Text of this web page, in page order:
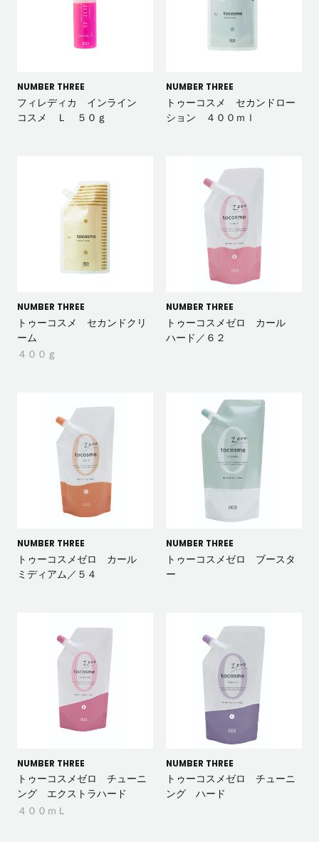
NUMBER THREE
フィレディカ インライン
コスメ Ｌ ５０ｇ
NUMBER THREE
トゥーコスメ セカンドロー
ション ４００ｍｌ
NUMBER THREE
トゥーコスメ セカンドクリ
ーム
４００ｇ
NUMBER THREE
トゥーコスメゼロ カール
ハード／６２
NUMBER THREE
トゥーコスメゼロ カール
ミディアム／５４
NUMBER THREE
トゥーコスメゼロ ブースタ
ー
NUMBER THREE
トゥーコスメゼロ チューニ
ング エクストラハード
４００ｍＬ
NUMBER THREE
トゥーコスメゼロ チューニ
ング ハード